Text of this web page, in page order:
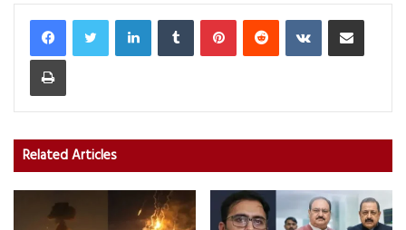
LinkedInTumblr PinterestReddit VKontakteShare via Email
Print
Related Articles